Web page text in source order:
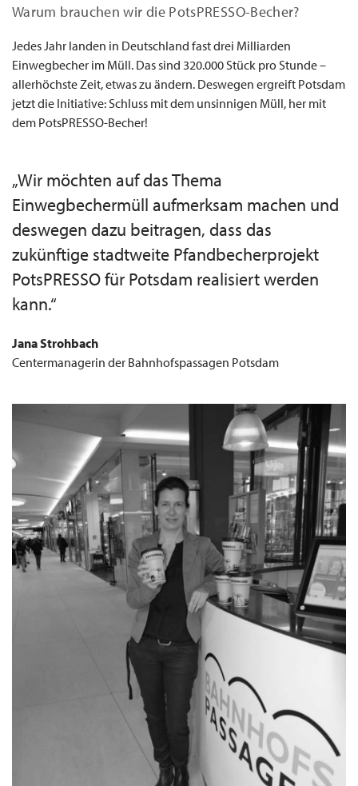
Warum brauchen wir die PotsPRESSO-Becher?
Jedes Jahr landen in Deutschland fast drei Milliarden
Einwegbecher im Müll. Das sind 320.000 Stück pro Stunde –
allerhöchste Zeit, etwas zu ändern. Deswegen ergreift Potsdam
jetzt die Initiative: Schluss mit dem unsinnigen Müll, her mit
dem PotsPRESSO-Becher!
„Wir möchten auf das Thema
Einwegbechermüll aufmerksam machen und
deswegen dazu beitragen, dass das
zukünftige stadtweite Pfandbecherprojekt
PotsPRESSO für Potsdam realisiert werden
kann.“
Jana Strohbach
Centermanagerin der Bahnhofspassagen Potsdam